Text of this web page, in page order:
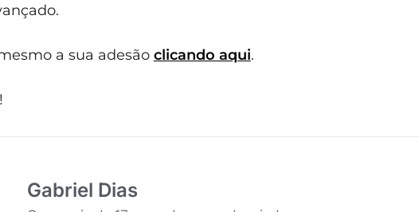
a sua adesão clicando aqui.
Gabriel Dias